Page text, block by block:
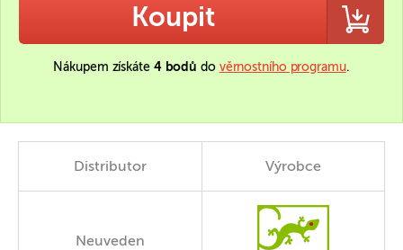
Koupit
Nákupem získáte 4 bodů do věrnostního programu.
Distributor Výrobce
Neuveden